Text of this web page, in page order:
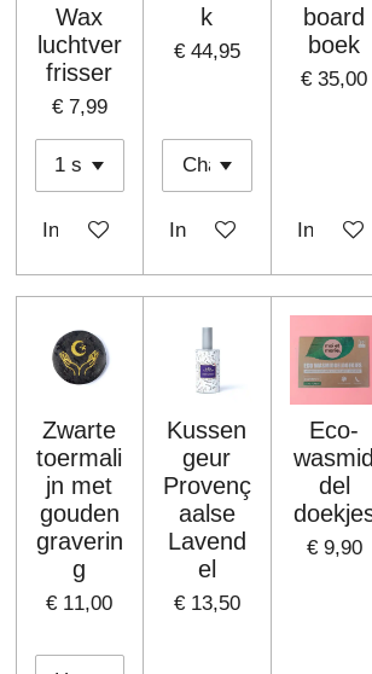
Wax
luchtver
frisser
€ 7,99
In winkelwagen
k
€ 44,95
In winkelwagen
board
boek
€ 35,00
In
Zwarte
toermali
jn met
gouden
graverin
g
€ 11,00
Kussen
geur
Provenç
aalse
Lavend
el
€ 13,50
Eco-
wasmid
del
€ 9,90